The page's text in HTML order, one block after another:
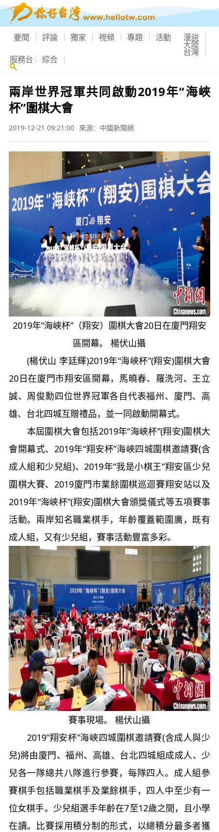
要聞 評論 獨家 視頻 專題 活動 漫説
大陸
台灣
服務台 綜合
兩岸世界冠軍共同啟動2019年“海峽
杯”圍棋大會
2019-12-21 09:21:00 來源：中國新聞網
2019年“海峽杯”（翔安）圍棋大會20日在廈門翔安
區開幕。 楊伏山攝
(楊伏山 李廷輝)2019年“海峽杯”(翔安)圍棋大會
20日在廈門市翔安區開幕，馬曉春、羅洗河、王立
誠、周俊勳四位世界冠軍各自代表福州、廈門、高
雄、台北四城互贈禮品，並一同啟動開幕式。
本屆圍棋大會包括2019年“海峽杯”(翔安)圍棋大
會開幕式、2019年“翔安杯”海峽四城圍棋邀請賽(含
成人組和少兒組)、2019年“我是小棋王”翔安區少兒
圍棋大賽、2019廈門市業餘圍棋巡迴賽翔安站以及
2019年“海峽杯”(翔安)圍棋大會頒獎儀式等五項賽事
活動。兩岸知名職業棋手，年齡覆蓋範圍廣，既有
成人組，又有少兒組，賽事活動豐富多彩。
賽事現場。 楊伏山攝
2019“翔安杯”海峽四城圍棋邀請賽(含成人與少
兒)將由廈門、福州、高雄、台北四城組成成人、少
兒各一隊總共八隊進行參賽，每隊四人。成人組參
賽棋手包括職業棋手及業餘棋手，四人中至少有一
位女棋手。少兒組選手年齡在7至12歲之間，且小學
在讀。比賽採用積分制的形式，以總積分最多者獲